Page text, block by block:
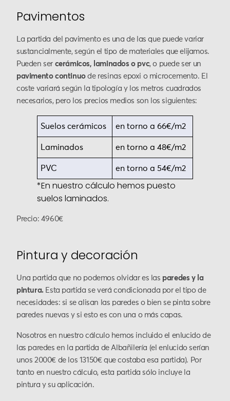
Pavimentos
La partida del pavimento es una de las que puede variar
sustancialmente, según el tipo de materiales que elijamos.
Pueden ser cerámicos, laminados o pvc, o puede ser un
pavimento continuode resinas epoxi o microcemento. El
coste variará según la tipología y los metros cuadrados
necesarios, pero los precios medios son los siguientes:
Suelos cerámicos en torno a 66€/m2
Laminados en torno a 48€/m2
PVC en torno a 54€/m2
*En nuestro cálculo hemos puesto
suelos laminados.
Precio: 4960€
Pintura y decoración
Una partida que no podemos olvidar es las paredes y la
pintura. Esta partida se verá condicionada por el tipo de
necesidades: si se alisan las paredes o bien se pinta sobre
paredes nuevas y si esto es con una o más capas.
Nosotros en nuestro cálculo hemos incluido el enlucido de
las paredes en la partida de Albañilería (el enlucido serían
unos 2000€ de los 13150€ que costaba esa partida). Por
tanto en nuestro cálculo, esta partida sólo incluye la
pintura y su aplicación.